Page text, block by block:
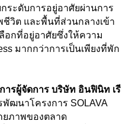
ระดับการอยู่อาศัยผ่านการ
วิต และพื้นที่ส่วนกลางเข้า
อกที่อยู่อาศัยซึ่งให้ความ
มากกว่าการเป็นเพียงที่พัก
ารผู้จัดการ บริษัท อินฟินิท เรี
พัฒนาโครงการ SOLAVA
ยภาพของตลาด